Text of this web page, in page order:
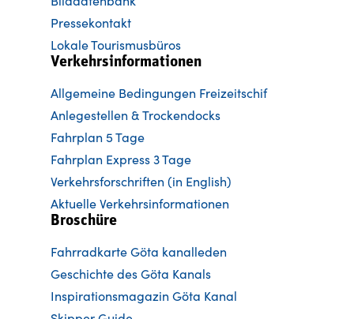
Pressekontakt
Lokale Tourismusbüros
Verkehrsinformationen
Allgemeine Bedingungen Freizeitschif
Anlegestellen & Trockendocks
Fahrplan 5 Tage
Fahrplan Express 3 Tage
Verkehrsforschriften (in English)
Aktuelle Verkehrsinformationen
Broschüre
Fahrradkarte Göta kanalleden
Geschichte des Göta Kanals
Inspirationsmagazin Göta Kanal